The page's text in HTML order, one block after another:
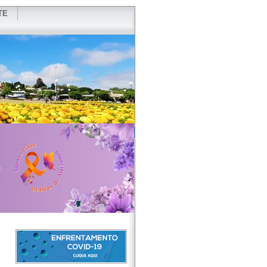
REDES SOCIAIS WEBMAIL